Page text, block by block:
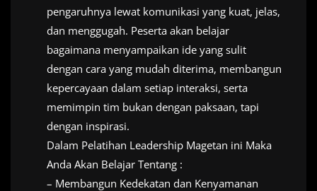
pengaruhnya lewat komunikasi yang kuat, jelas,
dan menggugah. Peserta akan belajar
bagaimana menyampaikan ide yang sulit
dengan cara yang mudah diterima, membangun
kepercayaan dalam setiap interaksi, serta
memimpin tim bukan dengan paksaan, tapi
dengan inspirasi.
Dalam Pelatihan Leadership Magetan ini Maka
Anda Akan Belajar Tentang :
– Membangun Kedekatan dan Kenyamanan